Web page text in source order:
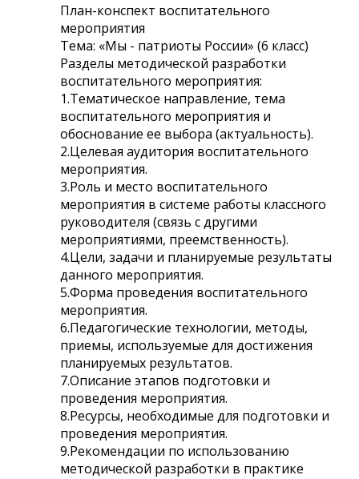
План-конспект воспитательного
мероприятия
Тема: «Мы - патриоты России» (6 класс)
Разделы методической разработки
воспитательного мероприятия:
1.Тематическое направление, тема
воспитательного мероприятия и
обоснование ее выбора (актуальность).
2.Целевая аудитория воспитательного
мероприятия.
3.Роль и место воспитательного
мероприятия в системе работы классного
руководителя (связь с другими
мероприятиями, преемственность).
4.Цели, задачи и планируемые результаты
данного мероприятия.
5.Форма проведения воспитательного
мероприятия.
6.Педагогические технологии, методы,
приемы, используемые для достижения
планируемых результатов.
7.Описание этапов подготовки и
проведения мероприятия.
8.Ресурсы, необходимые для подготовки и
проведения мероприятия.
9.Рекомендации по использованию
методической разработки в практике